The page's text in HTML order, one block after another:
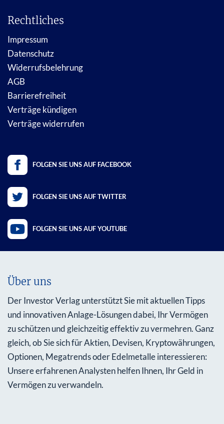
Rechtliches
Impressum
Datenschutz
Widerrufsbelehrung
AGB
Barrierefreiheit
Verträge kündigen
Verträge widerrufen
FOLGEN SIE UNS AUF FACEBOOK
FOLGEN SIE UNS AUF TWITTER
FOLGEN SIE UNS AUF YOUTUBE
Über uns
Der Investor Verlag unterstützt Sie mit aktuellen Tipps
und innovativen Anlage-Lösungen dabei, Ihr Vermögen
zu schützen und gleichzeitig effektiv zu vermehren. Ganz
gleich, ob Sie sich für Aktien, Devisen, Kryptowährungen,
Optionen, Megatrends oder Edelmetalle interessieren:
Unsere erfahrenen Analysten helfen Ihnen, Ihr Geld in
Vermögen zu verwandeln.